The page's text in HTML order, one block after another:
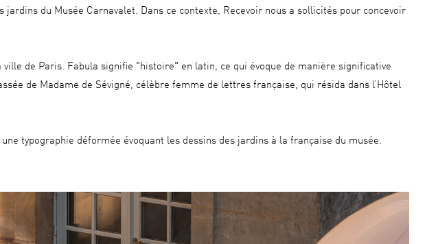
du Musée Carnavalet. Dans ce contexte, Recevoir nous a sollicités pour concevoir
de Paris. Fabula signifie "histoire" en latin, ce qui évoque de manière significative
de Madame de Sévigné, célèbre femme de lettres française, qui résida dans l’Hôtel
typographie déformée évoquant les dessins des jardins à la française du musée.